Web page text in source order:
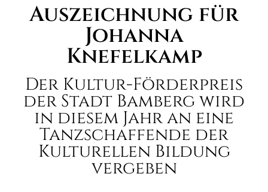
Auszeichnung für
Johanna
Knefelkamp
Der Kultur-Förderpreis
der Stadt Bamberg wird
in diesem Jahr an eine
Tanzschaffende der
Kulturellen Bildung
vergeben